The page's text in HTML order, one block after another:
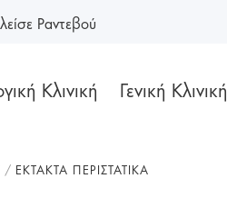
Κλινική Γενική Κλινική
Ραντεβού
ΕΚΤΑΚΤΑ ΠΕΡΙΣΤΑΤΙΚΑ